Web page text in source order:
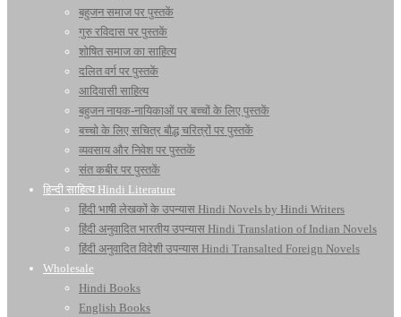
बहुजन समाज पर पुस्तकें
गुरु रविदास पर पुस्तकें
शोषित समाज का साहित्य
दलित वर्ग पर पुस्तकें
आदिवासी साहित्य
बहुजन नायक-नायिकाओं पर बच्चों के लिए पुस्तकें
बच्चो के लिए सचित्र बौद्ध चरित्रों पर पुस्तकें
व्यवसाय और निवेश पर पुस्तकें
संत कबीर पर पुस्तकें
हिन्दी साहित्य Hindi Literature
हिंदी भाषी लेखकों के उपन्यास Hindi Novels by Hindi Writers
हिंदी अनुवादित भारतीय उपन्यास Hindi Translation of Indian Novels
हिंदी अनुवादित विदेशी उपन्यास Hindi Transalted Foreign Novels
Wholesale
Hindi Books
English Books